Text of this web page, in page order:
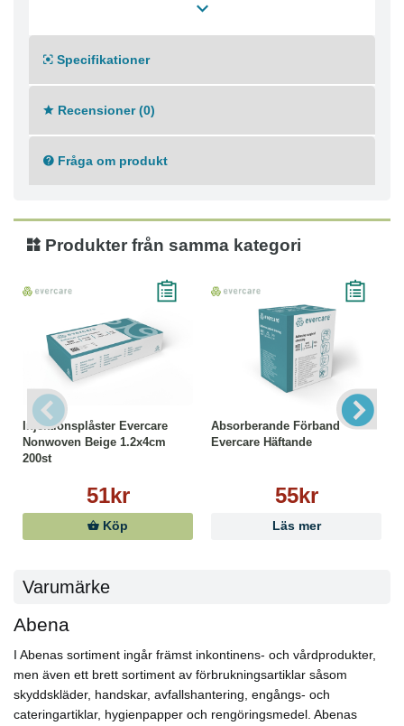
-Med klämmor
-Återanvändbar
Specifikationer
Recensioner (0)
Fråga om produkt
Produkter från samma kategori
Injektionsplåster Evercare
Nonwoven Beige 1.2x4cm
200st
51kr
Köp
Absorberande Förband
Evercare Häftande
55kr
Läs mer
Varumärke
Abena
I Abenas sortiment ingår främst inkontinens- och vårdprodukter,
men även ett brett sortiment av förbrukningsartiklar såsom
skyddskläder, handskar, avfallshantering, engångs- och
cateringartiklar, hygienpapper och rengöringsmedel. Abenas